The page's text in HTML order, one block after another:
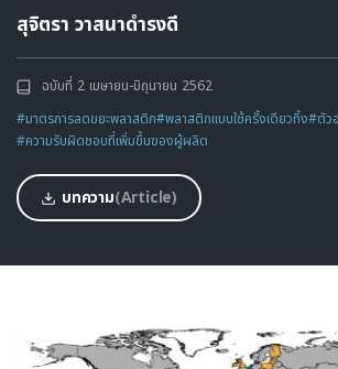
สุจิตรา วาสนาดำรงดี
ฉบับที่ 2 เมษายน-มิถุนายน 2562
#มาตรการลดขยะพลาสติก#พลาสติกแบบใช้ครั้งเดียวทิ้ง#ตัว
#ความรับผิดชอบที่เพิ่มขึ้นของผู้ผลิต
บทความ(Article)